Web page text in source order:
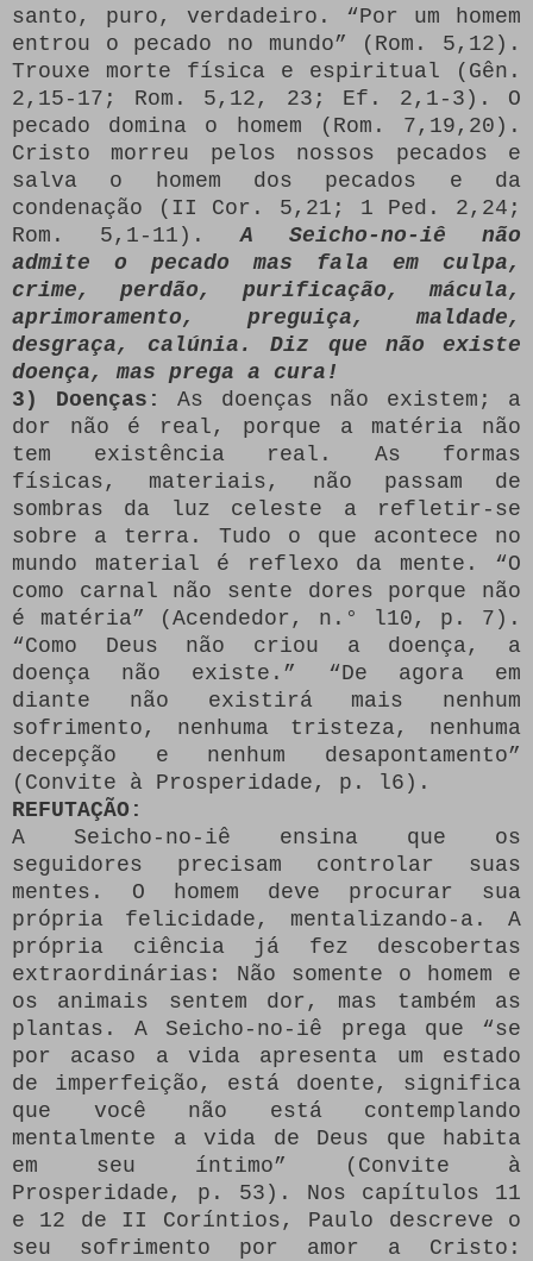
santo, puro, verdadeiro. “Por um homem
entrou o pecado no mundo” (Rom. 5,12).
Trouxe morte física e espiritual (Gên.
2,15-17; Rom. 5,12, 23; Ef. 2,1-3). O
pecado domina o homem (Rom. 7,19,20).
Cristo morreu pelos nossos pecados e
salva o homem dos pecados e da
condenação (II Cor. 5,21; 1 Ped. 2,24;
Rom. 5,1-11).A Seicho-no-iê não
admite o pecado mas fala em culpa,
crime, perdão, purificação, mácula,
aprimoramento, preguiça, maldade,
desgraça, calúnia. Diz que não existe
doença, mas prega a cura!
3) Doenças: As doenças não existem; a
dor não é real, porque a matéria não
tem existência real. As formas
físicas, materiais, não passam de
sombras da luz celeste a refletir-se
sobre a terra. Tudo o que acontece no
mundo material é reflexo da mente. “O
como carnal não sente dores porque não
é matéria” (Acendedor, n.° l10, p. 7).
“Como Deus não criou a doença, a
doença não existe.” “De agora em
diante não existirá mais nenhum
sofrimento, nenhuma tristeza, nenhuma
decepção e nenhum desapontamento”
(Convite à Prosperidade, p. l6).
REFUTAÇÃO:
A Seicho-no-iê ensina que os
seguidores precisam controlar suas
mentes. O homem deve procurar sua
própria felicidade, mentalizando-a. A
própria ciência já fez descobertas
extraordinárias: Não somente o homem e
os animais sentem dor, mas também as
plantas. A Seicho-no-iê prega que “se
por acaso a vida apresenta um estado
de imperfeição, está doente, significa
que você não está contemplando
mentalmente a vida de Deus que habita
em seu íntimo” (Convite à
Prosperidade, p. 53). Nos capítulos 11
e 12 de II Coríntios, Paulo descreve o
seu sofrimento por amor a Cristo: